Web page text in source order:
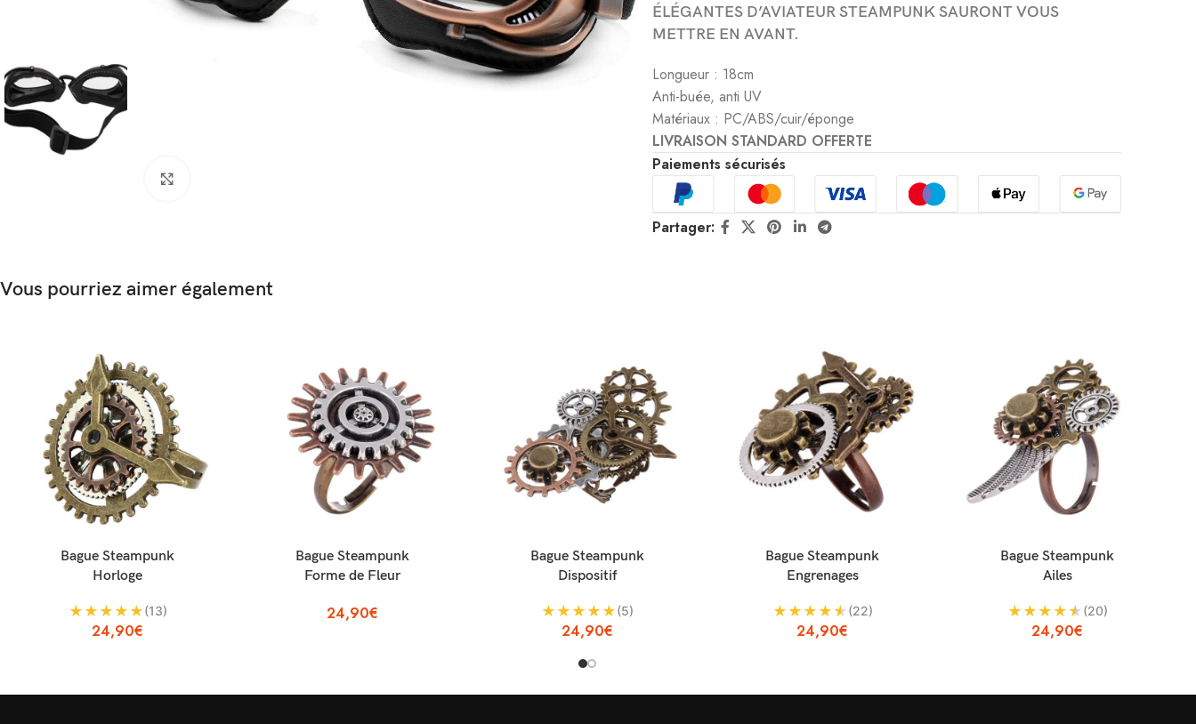
ÉLÉGANTES D’AVIATEUR STEAMPUNK SAURONT VOUS
METTRE EN AVANT.
Longueur : 18cm
Anti-buée, anti UV
Matériaux : PC/ABS/cuir/éponge
LIVRAISON STANDARD OFFERTE
Paiements sécurisés
Partager:
Vous pourriez aimer également
AJOUTER AU PANIER
Bague Steampunk
Horloge
★ ★ ★ ★ ★(13)
24,90€
AJOUTER AU PANIER
Bague Steampunk
Forme de Fleur
24,90€
AJOUTER AU PANIER
Bague Steampunk
Dispositif
★ ★ ★ ★ ★(5)
24,90€
AJOUTER AU PANIER
Bague Steampunk
Engrenages
★ ★ ★ ★ ★ (22)
24,90€
AJOUTER AU PANIER
Bague Steampunk
Ailes
★ ★ ★ ★ ★ (20)
24,90€